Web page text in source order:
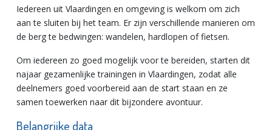
Iedereen uit Vlaardingen en omgeving is welkom om zich
aan te sluiten bij het team. Er zijn verschillende manieren om
de berg te bedwingen: wandelen, hardlopen of fietsen.
Om iedereen zo goed mogelijk voor te bereiden, starten dit
najaar gezamenlijke trainingen in Vlaardingen, zodat alle
deelnemers goed voorbereid aan de start staan en ze
samen toewerken naar dit bijzondere avontuur.
Belangrijke data